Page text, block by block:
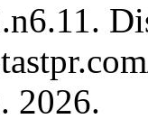
2026.